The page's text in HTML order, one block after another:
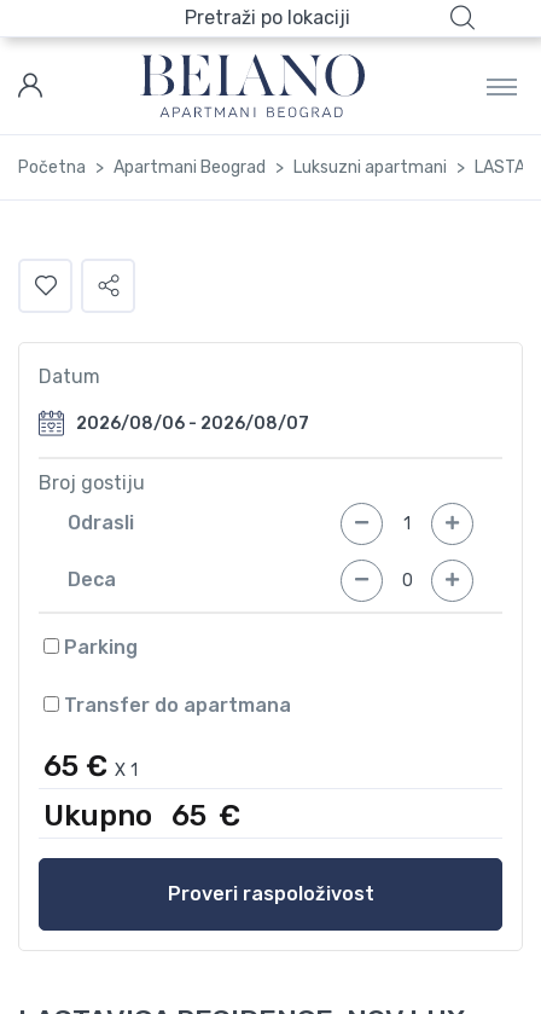
Pretraži po lokaciji
Početna Apartmani Beograd Luksuzni apartmani
Datum
Broj gostiju
Odrasli
Deca
Parking
Transfer do apartmana
65 € X 1
Ukupno 65 €
Proveri raspoloživost